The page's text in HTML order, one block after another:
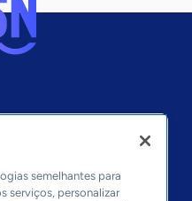
semelhantes para
serviços, personalizar